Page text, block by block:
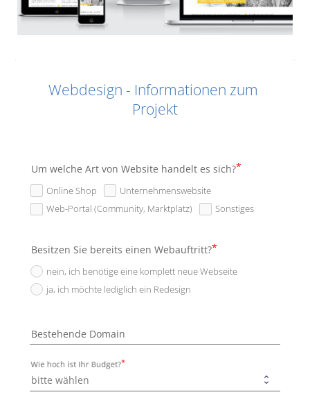
Webdesign - Informationen zum
Projekt
Um welche Art von Website handelt es sich?
Online Shop
Unternehmenswebsite
Web-Portal (Community, Marktplatz)
Sonstiges
Besitzen Sie bereits einen Webauftritt?
nein, ich benötige eine komplett neue Webseite
ja, ich möchte lediglich ein Redesign
Bestehende Domain
Wie hoch ist Ihr Budget?